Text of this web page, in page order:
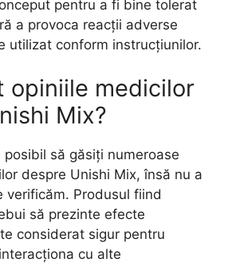
pentru a fi bine tolerat
a provoca reacții adverse
utilizat conform instrucțiunilor.
opiniile medicilor
Mix?
să găsiți numeroase
despre Unishi Mix, însă nu a
verificăm. Produsul fiind
să prezinte efecte
considerat sigur pentru
cu alte